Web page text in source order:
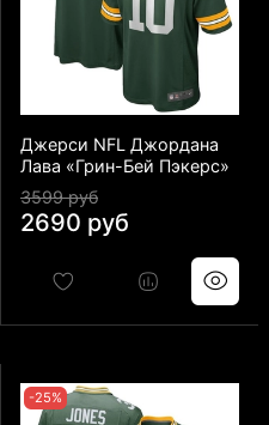
Джерси NFL Джордана
Лава «Грин-Бей Пэкерс»
3599 руб
2690 руб
-25%